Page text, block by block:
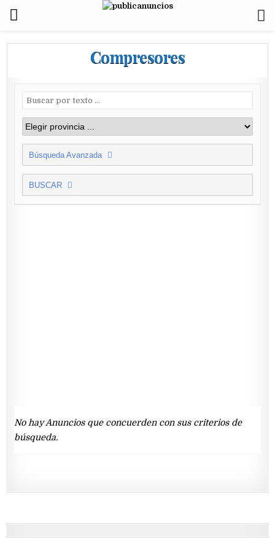
Compresores
Búsqueda Avanzada
BUSCAR
No hay Anuncios que concuerden con sus criterios de
búsqueda.